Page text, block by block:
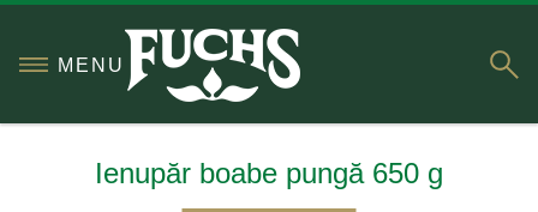
MENU
Ienupăr boabe pungă 650 g